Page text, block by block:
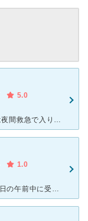
5.0
基本的には大きめの病院が苦手でした。 元々は夜間救急で入り、それがきっかけでしたが、もっと早く行けば良かったです。 綺麗だし、受付も看護師さんも、とっても親切でした。 点滴に通いましたが、点
1.0
急な高熱で季節柄インフルエンザを疑い、金曜日の午前中に受診しました。検査の結果は陰性で処方がでました。医師の説明は、検査が陰性でも後日調べると出ることがあるので、内服しても熱がでるようなら夜間でもいい